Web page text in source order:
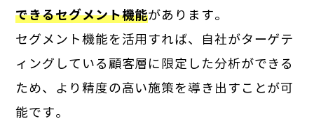
できるセグメント機能があります。
セグメント機能を活用すれば、自社がターゲテ
ィングしている顧客層に限定した分析ができる
ため、より精度の高い施策を導き出すことが可
能です。